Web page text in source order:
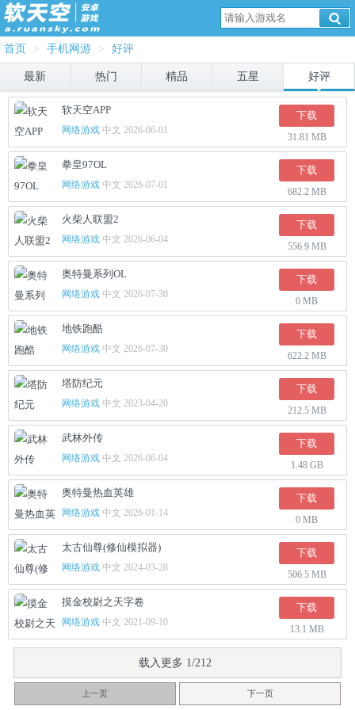
首页 > 手机网游 > 好评
最新 热门 精品 五星 好评
软天空APP
网络游戏 中文 2026-06-01
下载
31.81 MB
拳皇97OL
网络游戏 中文 2026-07-01
下载
682.2 MB
火柴人联盟2
网络游戏 中文 2026-06-04
下载
556.9 MB
奥特曼系列OL
网络游戏 中文 2026-07-30
下载
0 MB
地铁跑酷
网络游戏 中文 2026-07-30
下载
622.2 MB
塔防纪元
网络游戏 中文 2023-04-20
下载
212.5 MB
武林外传
网络游戏 中文 2026-06-04
下载
1.48 GB
奥特曼热血英雄
网络游戏 中文 2026-01-14
下载
0 MB
太古仙尊(修仙模拟器)
网络游戏 中文 2024-03-28
下载
506.5 MB
摸金校尉之天字卷
网络游戏 中文 2021-09-10
下载
13.1 MB
载入更多 1/212
上一页 下一页